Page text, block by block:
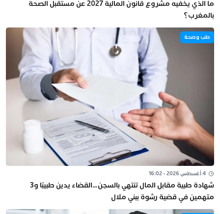
ما الذي يخفيه مشروع قانون المالية 2027 عن مستقبل الصحة
بالمغرب؟
طب وصحة
4 أغسطس 2026 - 16:02
شهادة طبية مقابل المال تنتهي بالسجن…القضاء يدين طبيبًا و3
متهمين في قضية رشوة ببني ملال